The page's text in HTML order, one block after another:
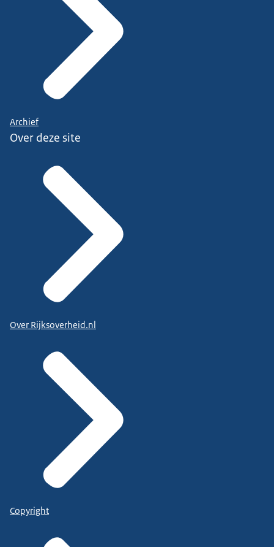
Archief
Over deze site
Over Rijksoverheid.nl
Copyright